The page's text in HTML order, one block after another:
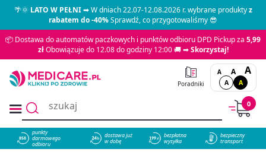
🌴🌞LATO W PEŁNI➡ W dniach 22.07-12.08.2026 r. wybrane produktyz
rabatem do -40%Sprawdź, co przygotowaliśmy 😎
📦 Dostawa do automatów paczkowych i punktów odbioru DPD Pickup za 5,99
złObowiązuje do 12.08 do godziny 12:00 🚚 ➡Skorzystaj!
Poradniki
A A A
A A
0
858
punkty
darmowego
odbioru
dostawa już
w dobę
bezpłatna
wysyłka
bezpieczny
transport